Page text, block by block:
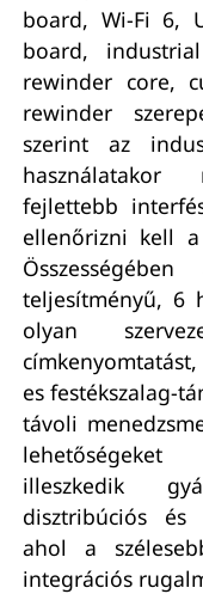
board, Wi-Fi 6,
board,
rewinder core,
rewinder
szerint az
fejlettebb
ellenőrizni kell
teljesítményű, 6
olyan
es festékszalag-
távoli
illeszkedik
disztribúciós és
ahol a
integrációs